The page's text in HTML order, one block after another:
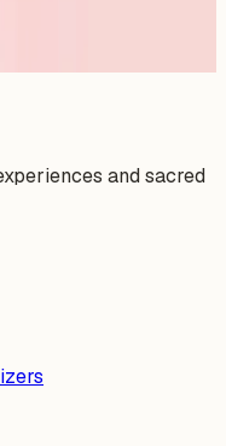
and sacred